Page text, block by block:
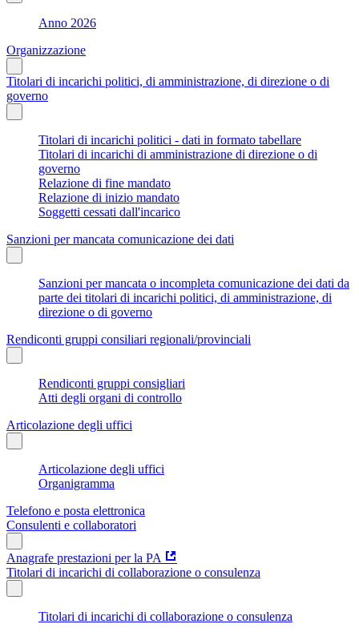
Anno 2026
Organizzazione
Titolari di incarichi politici, di amministrazione, di direzione o di
governo
Titolari di incarichi politici - dati in formato tabellare
Titolari di incarichi di amministrazione di direzione o di
governo
Relazione di fine mandato
Relazione di inizio mandato
Soggetti cessati dall'incarico
Sanzioni per mancata comunicazione dei dati
Sanzioni per mancata o incompleta comunicazione dei dati da
parte dei titolari di incarichi politici, di amministrazione, di
direzione o di governo
Rendiconti gruppi consiliari regionali/provinciali
Rendiconti gruppi consigliari
Atti degli organi di controllo
Articolazione degli uffici
Articolazione degli uffici
Organigramma
Telefono e posta elettronica
Consulenti e collaboratori
Anagrafe prestazioni per la PA
Titolari di incarichi di collaborazione o consulenza
Titolari di incarichi di collaborazione o consulenza